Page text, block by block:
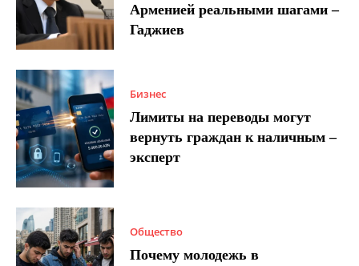
Арменией реальными шагами –
Гаджиев
Бизнес
Лимиты на переводы могут
вернуть граждан к наличным –
эксперт
Общество
Почему молодежь в